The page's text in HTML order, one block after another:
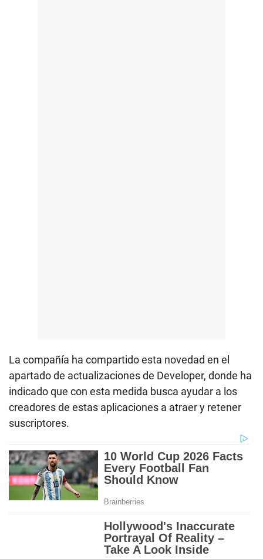
La compañía ha compartido esta novedad en el
apartado de actualizaciones de Developer, donde ha
indicado que con esta medida busca ayudar a los
creadores de estas aplicaciones a atraer y retener
suscriptores.